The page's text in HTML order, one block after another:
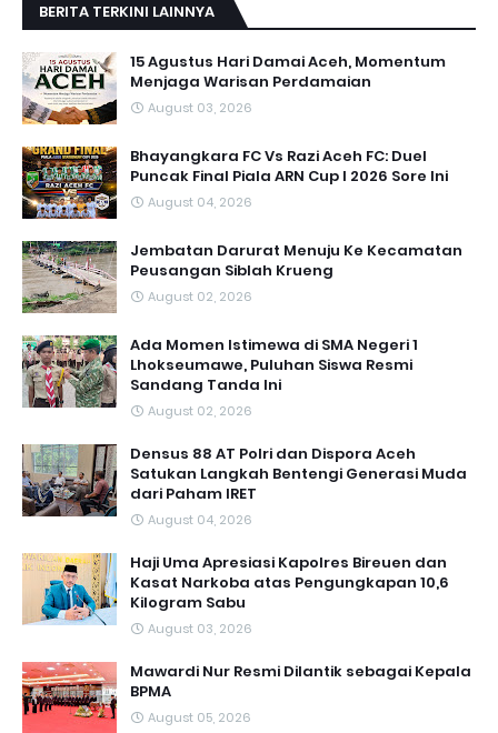
BERITA TERKINI LAINNYA
15 Agustus Hari Damai Aceh, Momentum
Menjaga Warisan Perdamaian
August 03, 2026
Bhayangkara FC Vs Razi Aceh FC: Duel
Puncak Final Piala ARN Cup I 2026 Sore Ini
August 04, 2026
Jembatan Darurat Menuju Ke Kecamatan
Peusangan Siblah Krueng
August 02, 2026
Ada Momen Istimewa di SMA Negeri 1
Lhokseumawe, Puluhan Siswa Resmi
Sandang Tanda Ini
August 02, 2026
Densus 88 AT Polri dan Dispora Aceh
Satukan Langkah Bentengi Generasi Muda
dari Paham IRET
August 04, 2026
Haji Uma Apresiasi Kapolres Bireuen dan
Kasat Narkoba atas Pengungkapan 10,6
Kilogram Sabu
August 03, 2026
Mawardi Nur Resmi Dilantik sebagai Kepala
BPMA
August 05, 2026